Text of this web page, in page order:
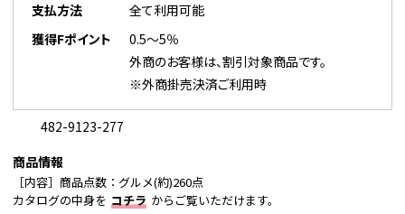
支払方法
全て利用可能
獲得Fポイント
0.5～5％
外商のお客様は、割引対象商品です。
※外商掛売決済ご利用時
482-9123-277
商品情報
［内容］商品点数：グルメ(約)260点
カタログの中身を コチラ からご覧いただけます。